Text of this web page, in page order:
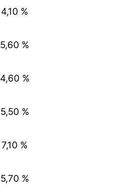
4,10 %
5,60 %
4,60 %
5,50 %
7,10 %
5,70 %